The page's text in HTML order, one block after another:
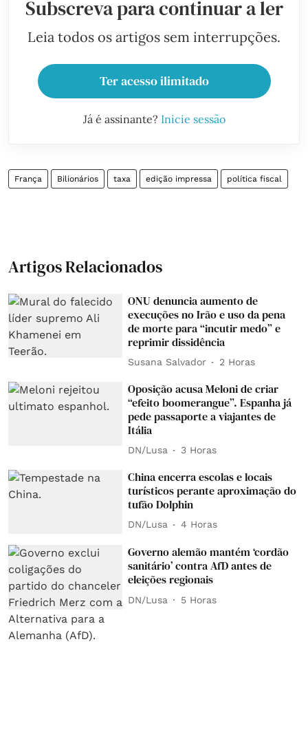
Subscreva para continuar a ler
Leia todos os artigos sem interrupções.
Ter acesso ilimitado
Já é assinante? Inicie sessão
França Bilionários taxa edição impressa política fiscal
Artigos Relacionados
ONU denuncia aumento de
execuções no Irão e uso da pena
de morte para “incutir medo” e
reprimir dissidência
Susana Salvador 2 Horas
Oposição acusa Meloni de criar
“efeito boomerangue”. Espanha já
pede passaporte a viajantes de
Itália
DN/Lusa 3 Horas
China encerra escolas e locais
turísticos perante aproximação do
tufão Dolphin
DN/Lusa 4 Horas
Governo alemão mantém ‘cordão
sanitário’ contra AfD antes de
eleições regionais
DN/Lusa 5 Horas